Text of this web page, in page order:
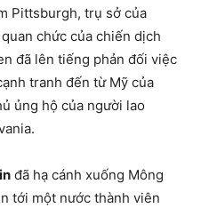
Pittsburgh, trụ sở của
chức của chiến dịch
đã lên tiếng phản đối việc
tranh đến từ Mỹ của
ủng hộ của người lao
đã hạ cánh xuống Mông
tới một nước thành viên